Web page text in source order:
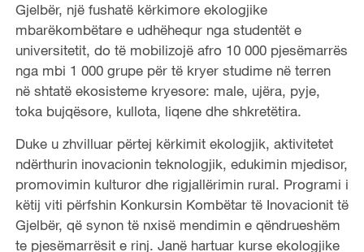
Gjelbër, një fushatë kërkimore ekologjike
mbarëkombëtare e udhëhequr nga studentët e
universitetit, do të mobilizojë afro 10 000 pjesëmarrës
nga mbi 1 000 grupe për të kryer studime në terren
në shtatë ekosisteme kryesore: male, ujëra, pyje,
toka bujqësore, kullota, liqene dhe shkretëtira.
Duke u zhvilluar përtej kërkimit ekologjik, aktivitetet
ndërthurin inovacionin teknologjik, edukimin mjedisor,
promovimin kulturor dhe rigjallërimin rural. Programi i
këtij viti përfshin Konkursin Kombëtar të Inovacionit të
Gjelbër, që synon të nxisë mendimin e qëndrueshëm
te pjesëmarrësit e rinj. Janë hartuar kurse ekologjike